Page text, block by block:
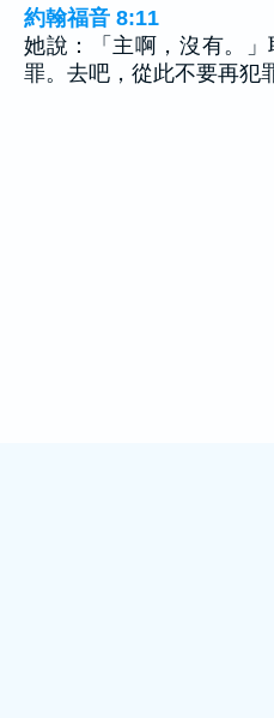
約翰福音 8:11
她說：「主啊，沒有。
罪。去吧，從此不要再犯